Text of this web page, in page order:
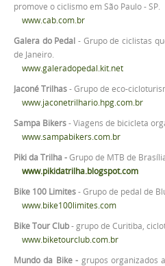
promove o ciclismo em São Paulo - SP.
www.cab.com.br
Galera do Pedal - Grupo de ciclistas
de Janeiro.
www.galeradopedal.kit.net
Jaconé Trilhas- Grupo de eco-
www.jaconetrilhario.hpg.com.br
Sampa Bikers- Viagens de bicicleta
www.sampabikers.com.br
Piki da Trilha -Grupo de MTB de
www.pikidatrilha.blogspot.com
Bike 100 Limites- Grupo de pedal de
www.bike100limites.com
Bike Tour Club- grupo de Curitiba,
www.biketourclub.com.br
Mundo da Bike - grupos organizados